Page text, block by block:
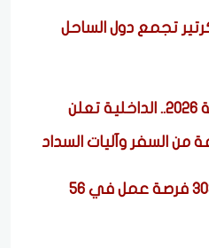
تجمع دول الساحل
بدء التقديم لحج القرعة 2026.. الداخلية تعلن
من السفر وآليات السداد
وزارة العمل تعلن عن 3032 فرصة عمل في 56